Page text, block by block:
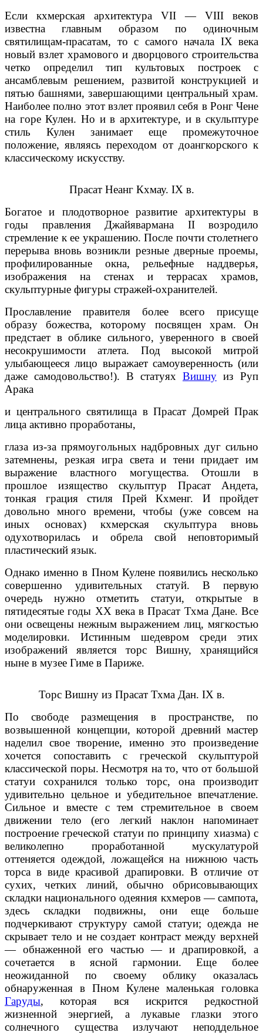
Если кхмерская архитектура VII — VIII веков
известна главным образом по одиночным
святилищам-прасатам, то с самого начала IX века
новый взлет храмового и дворцового строительства
четко определил тип культовых построек с
ансамблевым решением, развитой конструкцией и
пятью башнями, завершающими центральный храм.
Наиболее полно этот взлет проявил себя в Ронг Чене
на горе Кулен. Но и в архитектуре, и в скульптуре
стиль Кулен занимает еще промежуточное
положение, являясь переходом от доангкорского к
классическому искусству.
Прасат Неанг Кхмау. IX в.
Богатое и плодотворное развитие архитектуры в
годы правления Джайявармана II возродило
стремление к ее украшению. После почти столетнего
перерыва вновь возникли резные дверные проемы,
профилированные окна, рельефные наддверья,
изображения на стенах и террасах храмов,
скульптурные фигуры стражей-охранителей.
Прославление правителя более всего присуще
образу божества, которому посвящен храм. Он
предстает в облике сильного, уверенного в своей
несокрушимости атлета. Под высокой митрой
улыбающееся лицо выражает самоуверенность (или
даже самодовольство!). В статуях Вишну из Руп
Арака
и центрального святилища в Прасат Домрей Прак
лица активно проработаны,
глаза из-за прямоугольных надбровных дуг сильно
затемнены, резкая игра света и тени придает им
выражение властного могущества. Отошли в
прошлое изящество скульптур Прасат Андета,
тонкая грация стиля Прей Кхменг. И пройдет
довольно много времени, чтобы (уже совсем на
иных основах) кхмерская скульптура вновь
одухотворилась и обрела свой неповторимый
пластический язык.
Однако именно в Пном Кулене появились несколько
совершенно удивительных статуй. В первую
очередь нужно отметить статуи, открытые в
пятидесятые годы XX века в Прасат Тхма Дане. Все
они освещены нежным выражением лиц, мягкостью
моделировки. Истинным шедевром среди этих
изображений является торс Вишну, хранящийся
ныне в музее Гиме в Париже.
Торс Вишну из Прасат Тхма Дан. IX в.
По свободе размещения в пространстве, по
возвышенной концепции, которой древний мастер
наделил свое творение, именно это произведение
хочется сопоставить с греческой скульптурой
классической поры. Несмотря на то, что от большой
статуи сохранился только торс, она производит
удивительно цельное и убедительное впечатление.
Сильное и вместе с тем стремительное в своем
движении тело (его легкий наклон напоминает
построение греческой статуи по принципу хиазма) с
великолепно проработанной мускулатурой
оттеняется одеждой, ложащейся на нижнюю часть
торса в виде красивой драпировки. В отличие от
сухих, четких линий, обычно обрисовывающих
складки национального одеяния кхмеров — сампота,
здесь складки подвижны, они еще больше
подчеркивают структуру самой статуи; одежда не
скрывает тело и не создает контраст между верхней
— обнаженной его частью — и драпировкой, а
сочетается в ясной гармонии. Еще более
неожиданной по своему облику оказалась
обнаруженная в Пном Кулене маленькая головка
Гаруды, которая вся искрится редкостной
жизненной энергией, а лукавые глазки этого
солнечного существа излучают неподдельное